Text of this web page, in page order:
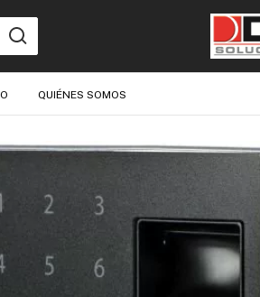
QUIÉNES SOMOS